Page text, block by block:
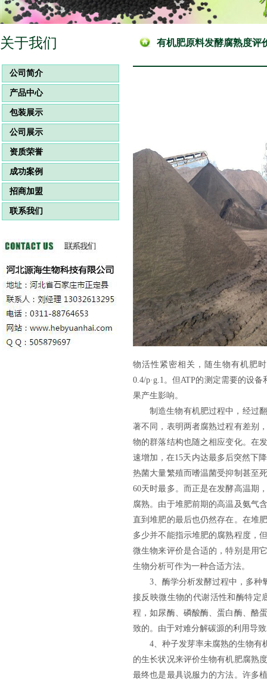
关于我们
公司简介
产品中心
包装展示
公司展示
资质荣誉
成功案例
招商加盟
联系我们
有机肥原料发酵腐熟度评
物活性紧密相关，随生物有机肥
0.4/p·g.1。但ATP的测定需要的设
果产生影响。
制造生物有机肥过程中，经过
著不同，表明两者腐熟过程有差别
物的群落结构也随之相应变化。在
速增加，在15天内达最多后突然下
热菌大量繁殖而嗜温菌受抑制甚至
60天时最多。而正是在发酵高温期
腐熟。由于堆肥前期的高温及氨气
直到堆肥的最后也仍然存在。在堆
多少并不能指示堆肥的腐熟程度，
微生物来评价是合适的，特别是用
生物分析可作为一种合适方法。
3、酶学分析发酵过程中，多种
接反映微生物的代谢活性和酶特定
程，如尿酶、磷酸酶、蛋白酶、酪
致的。由于对难分解碳源的利用导
4、 种子发芽率未腐熟的生物有
的生长状况来评价生物有机肥腐熟
最终也是最具说服力的方法。许多